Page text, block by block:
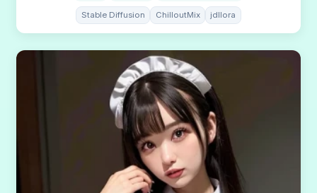
Stable Diffusion ChilloutMix jdllora